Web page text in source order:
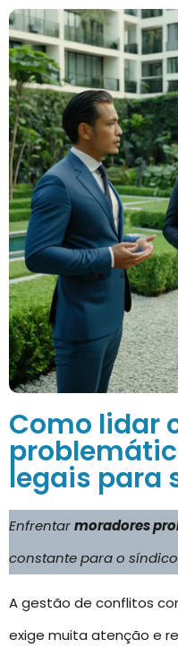
Como lidar
legais para
Enfrentarmoradores
constante para o
A gestão de conflitos
exige muita atenção e